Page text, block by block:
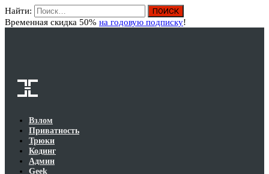
Найти:
Временная скидка 50% на годовую подписку!
Взлом
Приватность
Трюки
Кодинг
Админ
Geek